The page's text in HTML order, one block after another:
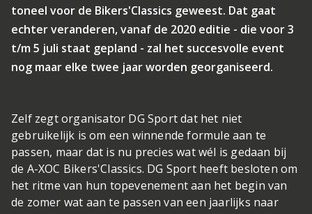
toneel voor de Bikers'Classics geweest. Dat gaat
echter veranderen, vanaf de 2020 editie - die voor 3
t/m 5 juli staat gepland - zal het succesvolle event
nog maar elke twee jaar worden georganiseerd.
Zelf zegt organisator DG Sport dat het niet
gebruikelijk is om een winnende formule aan te
passen, maar dat is nu precies wat wél is gedaan bij
de A-XOC Bikers'Classics. DG Sport heeft besloten om
het ritme van hun topevenement aan het begin van
de zomer wat aan te passen van een jaarlijks naar